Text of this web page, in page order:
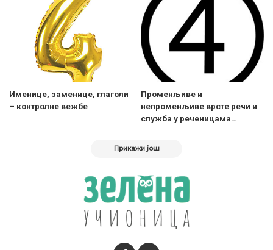
Именице, заменице, глаголи
– контролне вежбе
Променљиве и
непроменљиве врсте речи и
служба у реченицама…
Прикажи још